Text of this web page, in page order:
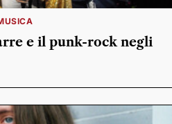
e il punk-rock negli